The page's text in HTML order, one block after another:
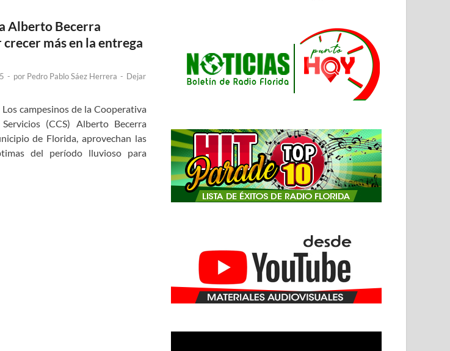
Alberto Becerra
más en la entrega
- por Pedro Pablo Sáez Herrera - Dejar
campesinos de la Cooperativa
(CCS) Alberto Becerra
de Florida, aprovechan las
del período lluvioso para